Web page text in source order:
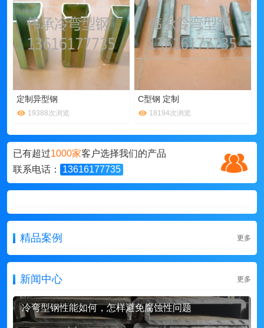
定制异型钢
19388次浏览
C型钢 定制
18194次浏览
已有超过1000家客户选择我们的产品
联系电话：
13616177735
精品案例 更多
新闻中心 更多
冷弯型钢性能如何，怎样避免腐蚀性问题